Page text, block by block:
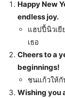
Happy New
endless joy.
แฮปปี้นิวเ
เธอ
Cheers to a
beginnings!
ชนแก้วให้
Wishing you